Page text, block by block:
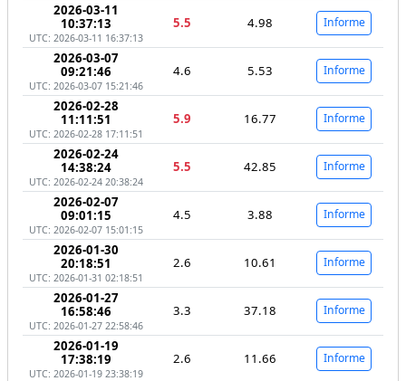
2026-03-11
10:37:13
UTC: 2026-03-11 16:37:13
5.5 4.98 Informe
2026-03-07
09:21:46
UTC: 2026-03-07 15:21:46
4.6 5.53 Informe
2026-02-28
11:11:51
UTC: 2026-02-28 17:11:51
5.9 16.77 Informe
2026-02-24
14:38:24
UTC: 2026-02-24 20:38:24
5.5 42.85 Informe
2026-02-07
09:01:15
UTC: 2026-02-07 15:01:15
4.5 3.88 Informe
2026-01-30
20:18:51
UTC: 2026-01-31 02:18:51
2.6 10.61 Informe
2026-01-27
16:58:46
UTC: 2026-01-27 22:58:46
3.3 37.18 Informe
2026-01-19
17:38:19
UTC: 2026-01-19 23:38:19
2.6 11.66 Informe